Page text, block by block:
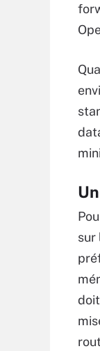
sur